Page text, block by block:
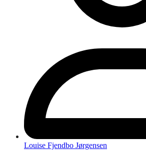
Louise Fjendbo Jørgensen